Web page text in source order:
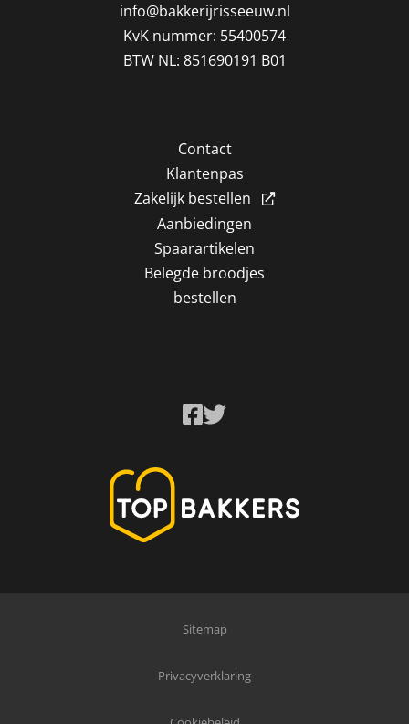
info@bakkerijrisseeuw.nl
KvK nummer: 55400574
BTW NL: 851690191 B01
Contact
Klantenpas
Zakelijk bestellen
Aanbiedingen
Spaarartikelen
Belegde broodjes
bestellen
Sitemap
Privacyverklaring